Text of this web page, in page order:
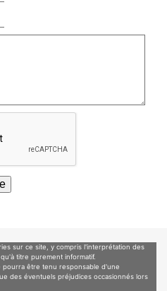
sur ce site, y compris l'interprétation des
titre purement informatif.
être tenu responsable d'une
des éventuels préjudices occasionnés lors